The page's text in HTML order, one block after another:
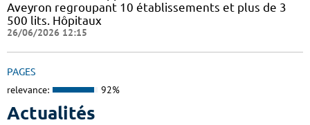
Aveyron regroupant 10 établissements et plus de 3
500 lits. Hôpitaux
26/06/2026 12:15
PAGES
relevance: 92%
Actualités